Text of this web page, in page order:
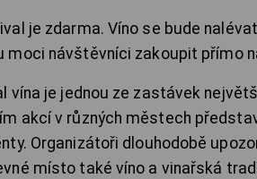
je zdarma. Víno se bude
moci návštěvníci zakoupit přímo
vína je jednou ze zastávek
akcí v různých městech
Organizátoři dlouhodobě
místo také víno a vinařská